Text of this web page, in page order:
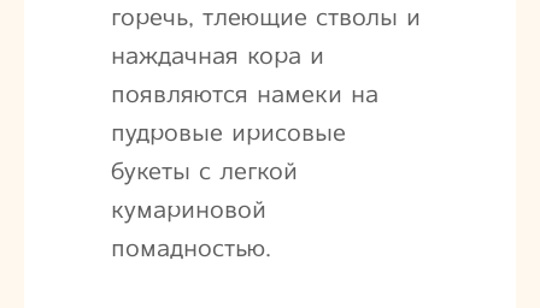
горечь, тлеющие стволы и
наждачная кора и
появляются намеки на
пудровые ирисовые
букеты с легкой
кумариновой
помадностью.